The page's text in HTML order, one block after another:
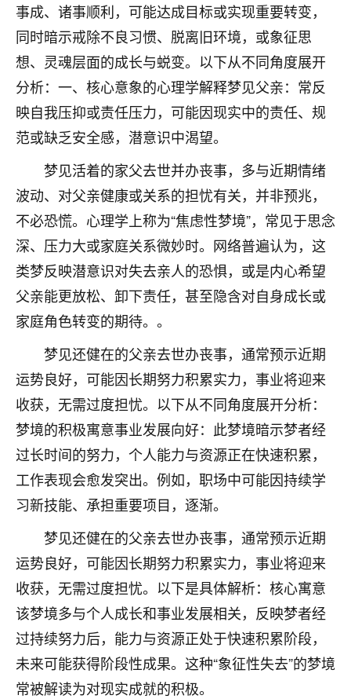
事成、诸事顺利，可能达成目标或实现重要转变，
同时暗示戒除不良习惯、脱离旧环境，或象征思
想、灵魂层面的成长与蜕变。以下从不同角度展开
分析：一、核心意象的心理学解释梦见父亲：常反
映自我压抑或责任压力，可能因现实中的责任、规
范或缺乏安全感，潜意识中渴望。
梦见活着的家父去世并办丧事，多与近期情绪
波动、对父亲健康或关系的担忧有关，并非预兆，
不必恐慌。心理学上称为“焦虑性梦境”，常见于思念
深、压力大或家庭关系微妙时。网络普遍认为，这
类梦反映潜意识对失去亲人的恐惧，或是内心希望
父亲能更放松、卸下责任，甚至隐含对自身成长或
家庭角色转变的期待。。
梦见还健在的父亲去世办丧事，通常预示近期
运势良好，可能因长期努力积累实力，事业将迎来
收获，无需过度担忧。以下从不同角度展开分析：
梦境的积极寓意事业发展向好：此梦境暗示梦者经
过长时间的努力，个人能力与资源正在快速积累，
工作表现会愈发突出。例如，职场中可能因持续学
习新技能、承担重要项目，逐渐。
梦见还健在的父亲去世办丧事，通常预示近期
运势良好，可能因长期努力积累实力，事业将迎来
收获，无需过度担忧。以下是具体解析：核心寓意
该梦境多与个人成长和事业发展相关，反映梦者经
过持续努力后，能力与资源正处于快速积累阶段，
未来可能获得阶段性成果。这种“象征性失去”的梦境
常被解读为对现实成就的积极。
3小时前 来自河北 16
付深
我是公司人事调整，有升迁机会，但同时竞争的我们
三个，找老师的时候是抱着侥幸心理，没想到老师看
着我晋升有望，我半信半疑的按照老师建议，做了化
太岁还有一个发钱粮，本来年前的人事调整，拖到年
后，我以为都没戏了，结果开年一上班，开会提拔升
职第一个就是我，职务无所谓，主要是底薪加了
3000，非常开心，无论如何，感恩感谢！🙏🏻
鹿森 ：恭喜升职加薪！！，请客吗？�
12小时前 来自北京 32
心心相印
我身体不太好，总是病病殃殃的，去检查又没什么大
问题，反正就是不舒服。中医西医看遍了，找不到问
题，后来无意中看到有人推荐慧来老师，跟老师聊过
之后，心情豁然开朗，也听老师建议，处理了一些因
果问题。今年以来，身体比以前好多，主要是心情好
了，老师说境随心转，现在深有体会了。
鹿森：是的，其实跟老师聊过之后，最大的感
触，首先就是心态会变好，万般皆是命，半点
不由人！
1天前 来自四川
金白水清
我也想找老师看看，有没有人给个联系方式的啊？
鹿森：慧来老师微信：gjsy0624
1天前 来自江西 12
青春168